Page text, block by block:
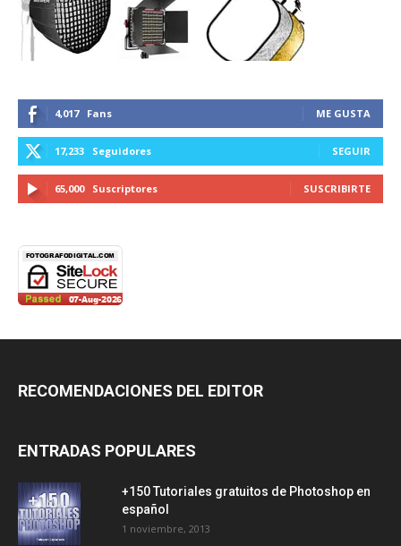
4,017 Fans ME GUSTA
17,233 Seguidores SEGUIR
65,000 Suscriptores SUSCRIBIRTE
RECOMENDACIONES DEL EDITOR
ENTRADAS POPULARES
+150 Tutoriales gratuitos de Photoshop en
español
1 noviembre, 2013